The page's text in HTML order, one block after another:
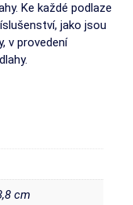
Ke každé podlaze
jako jsou
v provedení
cm